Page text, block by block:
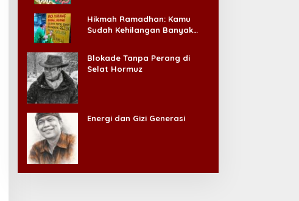
Hikmah Ramadhan: Kamu
Sudah Kehilangan Banyak
Blokade Tanpa Perang di
Selat Hormuz
Energi dan Gizi Generasi